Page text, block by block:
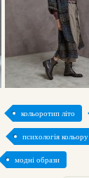
кольоротип літо
психологія кольору
модні образи